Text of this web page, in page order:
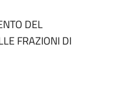
DEL
FRAZIONI DI